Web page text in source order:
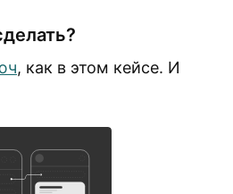
, как в этом кейсе. И